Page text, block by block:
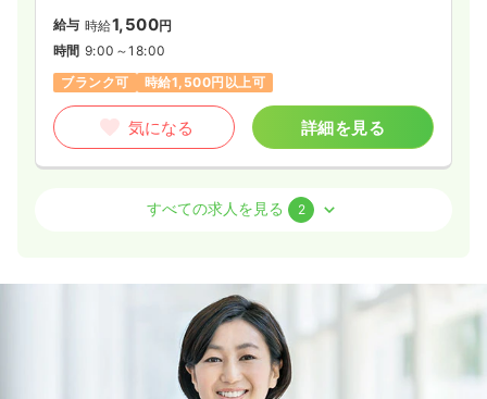
給与 時給1,500円
時間 9:00～18:00
ブランク可
時給1,500円以上可
気になる 詳細を見る
介護・福祉系正・准看護師 デイケア・デイサービス
賞与21.3〜36.9万円
月給34万円以上可
すべての求人を見る 2